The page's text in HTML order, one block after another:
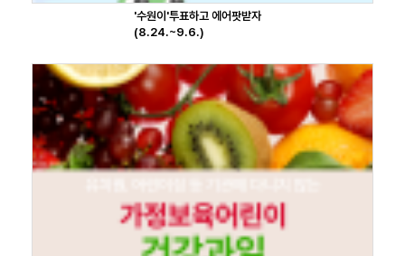
'수원이'투표하고 에어팟받자
(8.24.~9.6.)